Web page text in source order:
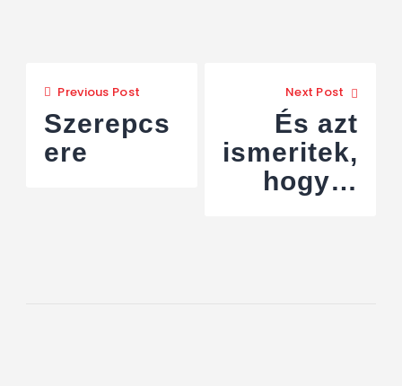
Previous Post
Szerepcs
ere
Next Post
És azt
ismeritek,
hogy…